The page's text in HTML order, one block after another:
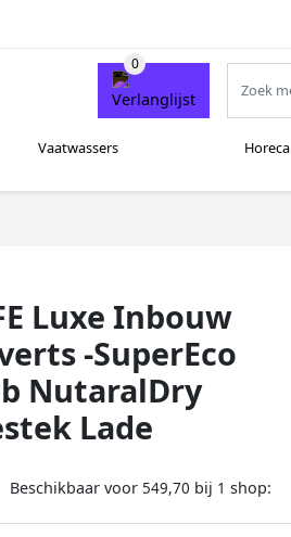
Vaatwassers Horeca
Luxe Inbouw
-SuperEco
NutaralDry
Lade
Beschikbaar voor 549,70 bij 1 shop: